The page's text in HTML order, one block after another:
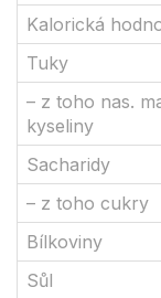
Kalorická
Tuky
– z toho nas.
kyseliny
Sacharidy
– z toho cukry
Bílkoviny
Sůl